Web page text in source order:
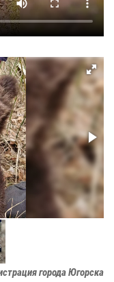
города Югорска